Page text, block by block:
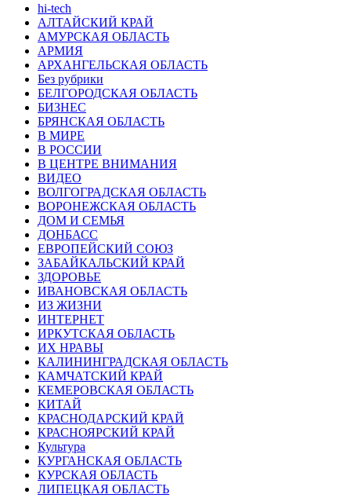
hi-tech
АЛТАЙСКИЙ КРАЙ
АМУРСКАЯ ОБЛАСТЬ
АРМИЯ
АРХАНГЕЛЬСКАЯ ОБЛАСТЬ
Без рубрики
БЕЛГОРОДСКАЯ ОБЛАСТЬ
БИЗНЕС
БРЯНСКАЯ ОБЛАСТЬ
В МИРЕ
В РОССИИ
В ЦЕНТРЕ ВНИМАНИЯ
ВИДЕО
ВОЛГОГРАДСКАЯ ОБЛАСТЬ
ВОРОНЕЖСКАЯ ОБЛАСТЬ
ДОМ И СЕМЬЯ
ДОНБАСС
ЕВРОПЕЙСКИЙ СОЮЗ
ЗАБАЙКАЛЬСКИЙ КРАЙ
ЗДОРОВЬЕ
ИВАНОВСКАЯ ОБЛАСТЬ
ИЗ ЖИЗНИ
ИНТЕРНЕТ
ИРКУТСКАЯ ОБЛАСТЬ
ИХ НРАВЫ
КАЛИНИНГРАДCКАЯ ОБЛАСТЬ
КАМЧАТСКИЙ КРАЙ
КЕМЕРОВСКАЯ ОБЛАСТЬ
КИТАЙ
КРАСНОДАРСКИЙ КРАЙ
КРАСНОЯРСКИЙ КРАЙ
Культура
КУРГАНСКАЯ ОБЛАСТЬ
КУРСКАЯ ОБЛАСТЬ
ЛИПЕЦКАЯ ОБЛАСТЬ